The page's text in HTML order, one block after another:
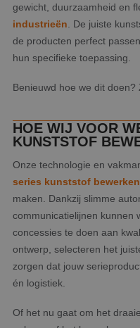
gewicht, duurzaamheid en
industrieën . De juiste
de producten perfect
hun specifieke toepassing.
Benieuwd hoe we dit
HOE WIJ VOOR
KUNSTSTOF
Onze technologie en
series kunststof bewerken
maken. Dankzij slimme
communicatielijnen kunnen
concessies te doen aan
ontwerp, selecteren het
zorgen dat jouw
én logistiek.
Of het nu gaat om het